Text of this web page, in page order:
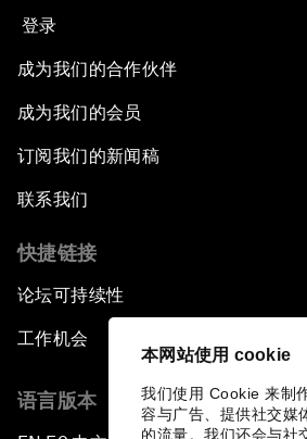
本网站使用 cookie
我们使用 Cookie 来制
容与广告、提供社交媒
的流量。我们还会与社
登录
成为我们的合作伙伴
成为我们的会员
订阅我们的新闻稿
联系我们
快捷链接
论坛可持续性
工作机会
语言版本